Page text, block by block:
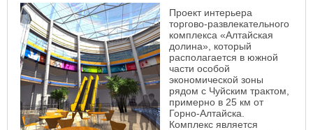
Проект интерьера
торгово-развлекательного
комплекса «Алтайская
долина», который
располагается в южной
части особой
экономической зоны
рядом с Чуйским трактом,
примерно в 25 км от
Горно-Алтайска.
Комплекс является